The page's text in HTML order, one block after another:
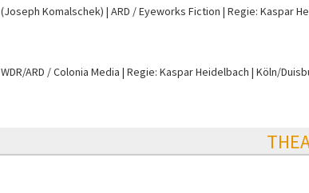
(Joseph Komalschek) ARD / Eyeworks Fiction Regie: Kaspar
WDR/ARD / Colonia Media Regie: Kaspar Heidelbach Köln/